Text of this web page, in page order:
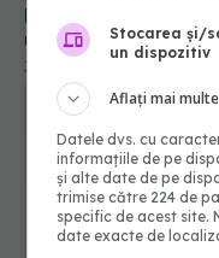
Manichiura cu gel
unghiilor!
30 oct 2025, 11:43
Stocarea și/
un dispozitiv
Aflați mai multe
Datele dvs. cu
informațiile de pe
și alte date de pe
trimise către 224 de
specific de acest site.
date exacte de